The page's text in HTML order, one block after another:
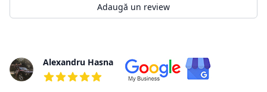
Adaugă un review
Review-uriAlexandru Hasna